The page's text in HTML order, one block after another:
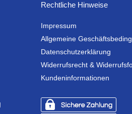
Rechtliche Hinweise
Impressum
Allgemeine
Datenschutzerklärung
Widerrufsrecht &
Kundeninformationen